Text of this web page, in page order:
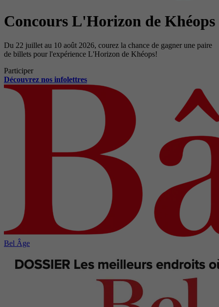
Concours L'Horizon de Khéops
Du 22 juillet au 10 août 2026, courez la chance de gagner une paire
de billets pour l'expérience L'Horizon de Khéops!
Participer
Découvrez nos infolettres
Bel Âge